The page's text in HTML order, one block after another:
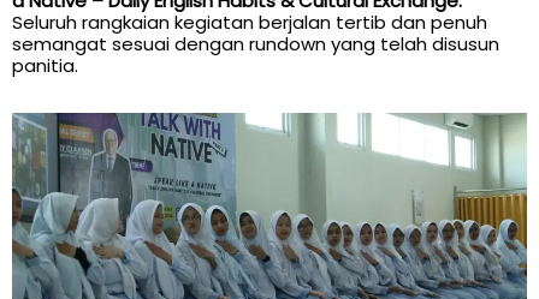
Seluruh rangkaian kegiatan berjalan tertib dan penuh
semangat sesuai dengan rundown yang telah disusun
panitia.